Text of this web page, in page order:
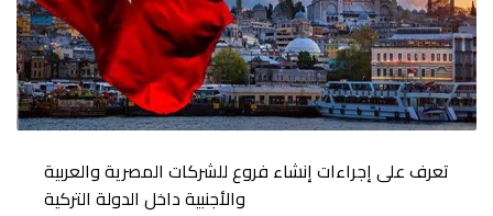
تعرف على إجراءات إنشاء فروع للشركات المصرية والعربية
والأجنبية داخل الدولة التركية